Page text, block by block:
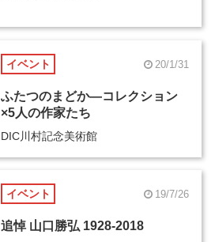
イベント 20/1/31
ふたつのまどか―コレクション
×5人の作家たち
DIC川村記念美術館
イベント 19/7/26
追悼 山口勝弘 1928-2018